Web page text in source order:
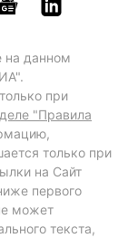
на данном
при
"Правила
только при
на Сайт
первого
может
текста,